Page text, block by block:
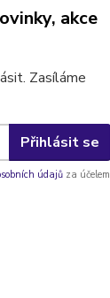
akce
Zasíláme
Přihlásit se
údajů za účelem